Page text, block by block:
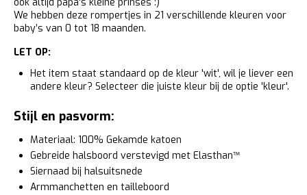
We hebben deze rompertjes in 21 verschillende kleuren voor
baby’s van 0 tot 18 maanden.
LET OP:
Het item staat standaard op de kleur 'wit', wil je liever een
andere kleur? Selecteer die juiste kleur bij de optie 'kleur'.
Stijl en pasvorm:
Materiaal: 100% Gekamde katoen
Gebreide halsboord verstevigd met Elasthan™
Siernaad bij halsuitsnede
Armmanchetten en tailleboord